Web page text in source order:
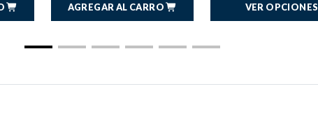
AGREGAR AL CARRO VER OPCIONES